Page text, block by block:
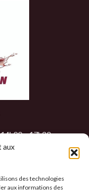
aux
des technologies
aux informations des
– 17h30
– 17h30
14h00 – 17h30
RDV